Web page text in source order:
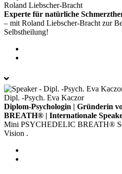
Roland Liebscher-Bracht
Experte für natürliche
– mit Roland Liebscher-Bracht zur
Selbstheilung!
Dipl. -Psych. Eva Kaczor
Diplom-Psychologin | Gründerin
BREATH® | Internationale
Mini PSYCHEDELIC BREATH®
Vision .